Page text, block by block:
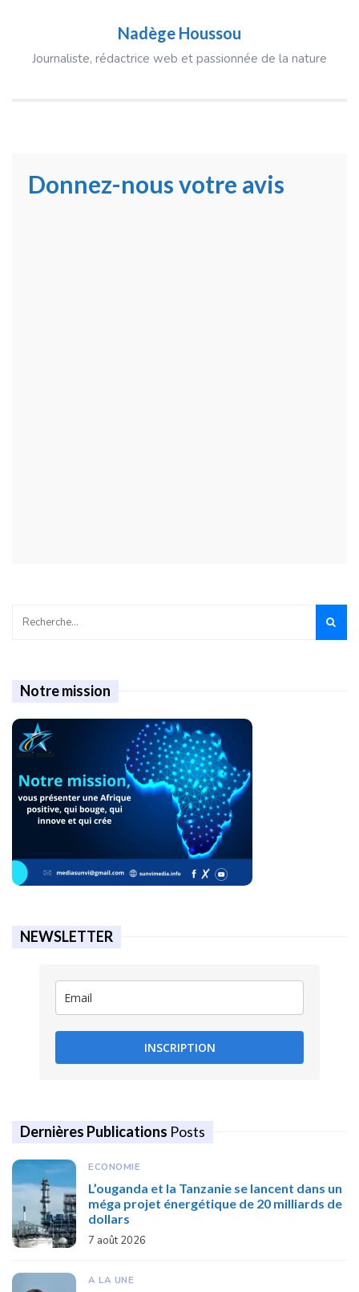
Nadège Houssou
Journaliste, rédactrice web et passionnée de la nature
Donnez-nous votre avis
Notre mission
NEWSLETTER
INSCRIPTION
Dernières Publications Posts
ECONOMIE
L’ouganda et la Tanzanie se lancent dans un
méga projet énergétique de 20 milliards de
dollars
7 août 2026
A LA UNE